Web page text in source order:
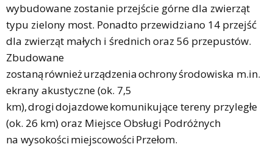
wybudowane zostanie przejście górne dla zwierząt
typu zielony most. Ponadto przewidziano 14 przejść
dla zwierząt małych i średnich oraz 56 przepustów.
Zbudowane
zostaną również urządzenia ochrony środowiska m.in.
ekrany akustyczne (ok. 7,5
km), drogi dojazdowe komunikujące tereny przyległe
(ok. 26 km) oraz Miejsce Obsługi Podróżnych
na wysokości miejscowości Przełom.